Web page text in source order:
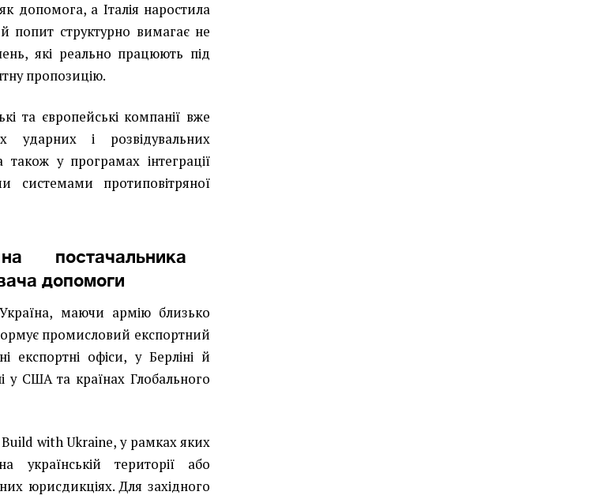
допомога, а Італія наростила
попит структурно вимагає не
які реально працюють під
пропозицію.
та європейські компанії вже
ударних і розвідувальних
у програмах інтеграції
системами протиповітряної
постачальника
допомоги
маючи армію близько
промисловий експортний
експортні офіси, у Берліні й
у США та країнах Глобального
Build with Ukraine, у рамках яких
українській території або
юрисдикціях. Для західного